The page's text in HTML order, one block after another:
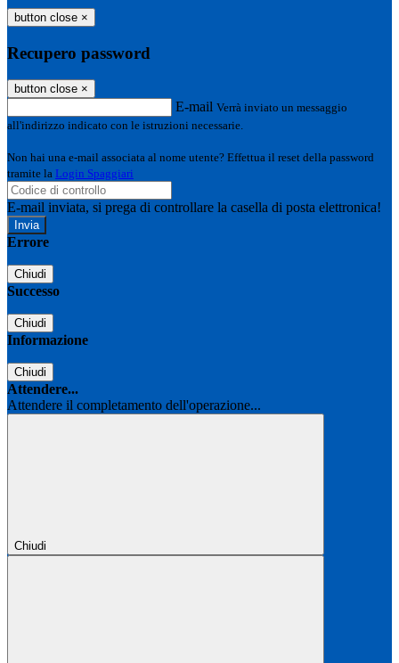
button close ×
Recupero password
button close ×
E-mail Verrà inviato un messaggio
all'indirizzo indicato con le istruzioni necessarie.
Non hai una e-mail associata al nome utente? Effettua il reset della password
tramite la Login Spaggiari
E-mail inviata, si prega di controllare la casella di posta elettronica!
Errore
Chiudi
Successo
Chiudi
Informazione
Chiudi
Attendere...
Attendere il completamento dell'operazione...
Chiudi